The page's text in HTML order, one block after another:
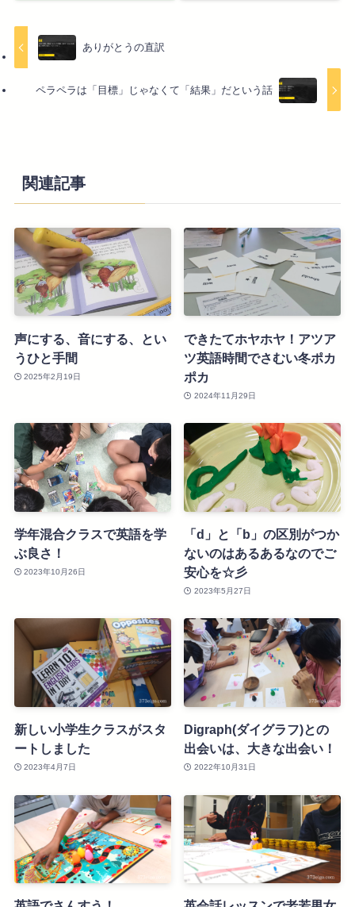
ありがとうの直訳
ペラペラは「目標」じゃなくて「結果」だという話
関連記事
声にする、音にする、とい
うひと手間
2025年2月19日
できたてホヤホヤ！アツア
ツ英語時間でさむい冬ポカ
ポカ
2024年11月29日
学年混合クラスで英語を学
ぶ良さ！
2023年10月26日
「d」と「b」の区別がつか
ないのはあるあるなのでご
安心を☆彡
2023年5月27日
新しい小学生クラスがスタ
ートしました
2023年4月7日
Digraph(ダイグラフ)との
出会いは、大きな出会い！
2022年10月31日